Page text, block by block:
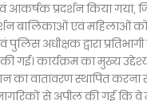
आकर्षक प्रदर्शन किया
बालिकाओं एवं
अधीक्षक द्वारा
गई। कार्यक्रम का मुख्य
का वातावरण स्थापित करना
से अपील की गई कि